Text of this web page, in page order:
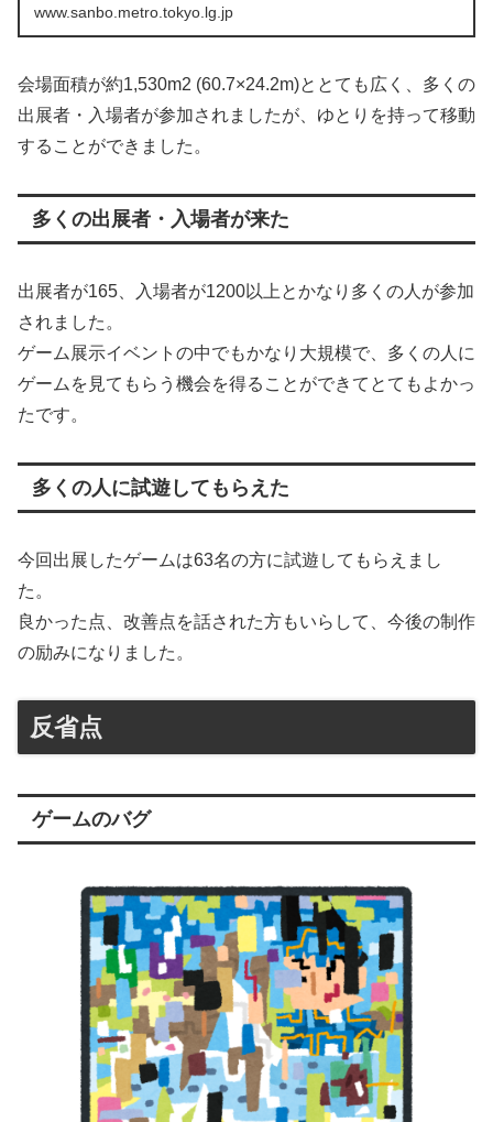
ナーなどにご利用いただけます。
www.sanbo.metro.tokyo.lg.jp
会場面積が約1,530m2 (60.7×24.2m)ととても広く、多くの
出展者・入場者が参加されましたが、ゆとりを持って移動
することができました。
多くの出展者・入場者が来た
出展者が165、入場者が1200以上とかなり多くの人が参加
されました。
ゲーム展示イベントの中でもかなり大規模で、多くの人に
ゲームを見てもらう機会を得ることができてとてもよかっ
たです。
多くの人に試遊してもらえた
今回出展したゲームは63名の方に試遊してもらえまし
た。
良かった点、改善点を話された方もいらして、今後の制作
の励みになりました。
反省点
ゲームのバグ